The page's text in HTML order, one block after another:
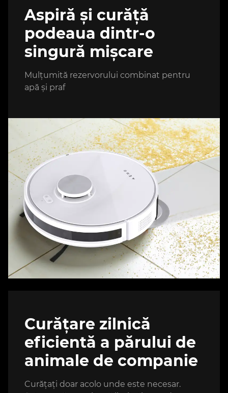
Aspiră și curăță
podeaua dintr-o
singură mișcare
Mulțumită rezervorului combinat pentru
apă și praf
Curățare zilnică
eficientă a părului de
animale de companie
Curățați doar acolo unde este necesar.